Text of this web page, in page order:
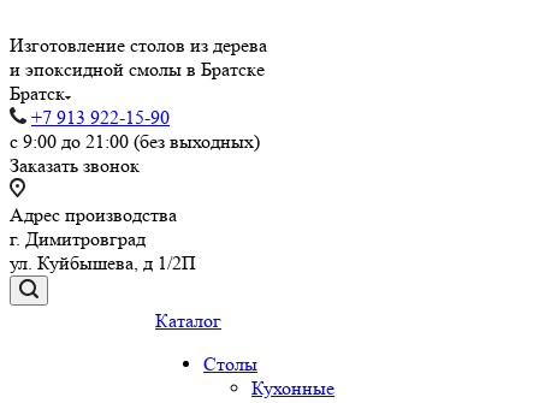
Изготовление столов из дерева
и эпоксидной смолы в Братске
Братск
+7 913 922-15-90
с 9:00 до 21:00 (без выходных)
Заказать звонок
Адрес производства
г. Димитровград
ул. Куйбышева, д 1/2П
Каталог
Столы
Кухонные